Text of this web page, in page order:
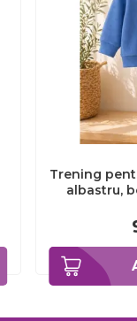
Trening
albastru,